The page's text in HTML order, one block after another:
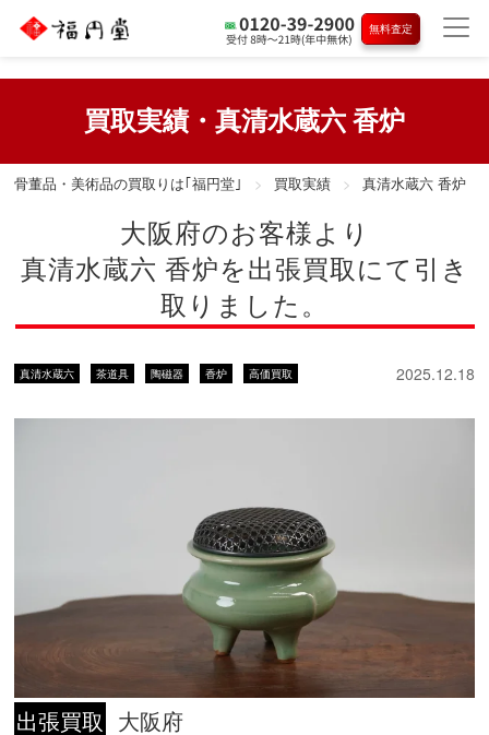
無料査定
買取実績・真清水蔵六 香炉
骨董品・美術品の買取りは｢福円堂｣ 買取実績 真清水蔵六 香炉
大阪府のお客様より
真清水蔵六 香炉を出張買取にて引き
取りました。
真清水蔵六 茶道具 陶磁器 香炉 高価買取 2025.12.18
出張買取 大阪府